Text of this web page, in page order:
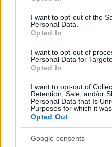
use your data for below
consent section.
I want to opt-out of the
Personal Data.
Opted In
I want to opt-out of
Personal Data for
Opted In
I want to opt-out of
Retention, Sale, and/or
Personal Data that Is
Purposes for which it
Opted Out
Google consents
útfelújítás Pestszentlőrinc XVIII.
lakótelep legfontosabb
Pestszentlőrinc egyik első
amelynek komplex
Új